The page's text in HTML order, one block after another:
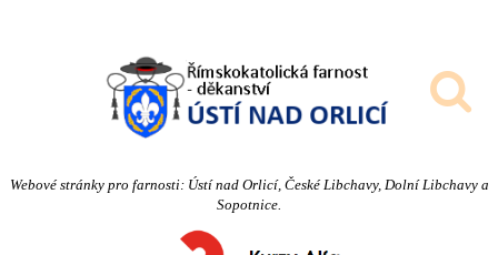
Webové stránky pro farnosti: Ústí nad Orlicí, České Libchavy, Dolní Libchavy a
Sopotnice.